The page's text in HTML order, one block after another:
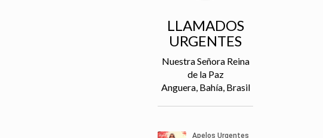
LLAMADOS
URGENTES
Nuestra Señora Reina
de la Paz
Anguera, Bahía, Brasil